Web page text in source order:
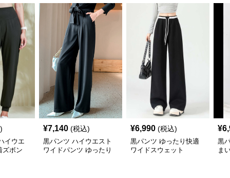
イウエ
ズボン
¥7,140 (税込)
黒パンツ ハイウエスト
ワイドパンツ ゆったり
¥6,990 (税込)
黒パンツ ゆったり快適
ワイドスウェット
¥
黒
ま